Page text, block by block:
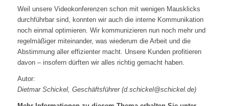
Weil unsere Videokonferenzen schon mit wenigen Mausklicks
durchführbar sind, konnten wir auch die interne Kommunikation
noch einmal optimieren. Wir kommunizieren nun noch mehr und
regelmäßiger miteinander, was wiederum die Arbeit und die
Abstimmung aller effizienter macht. Unsere Kunden profitieren
davon – insofern dürften wir alles richtig gemacht haben.
Autor:
Dietmar Schickel, Geschäftsführer (d.schickel@schickel.de)